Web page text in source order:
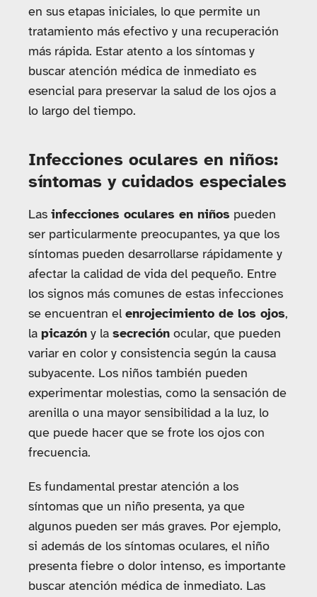
en sus etapas iniciales, lo que permite un
tratamiento más efectivo y una recuperación
más rápida. Estar atento a los síntomas y
buscar atención médica de inmediato es
esencial para preservar la salud de los ojos a
lo largo del tiempo.
Infecciones oculares en niños:
síntomas y cuidados especiales
Las infecciones oculares en niños pueden
ser particularmente preocupantes, ya que los
síntomas pueden desarrollarse rápidamente y
afectar la calidad de vida del pequeño. Entre
los signos más comunes de estas infecciones
se encuentran el enrojecimiento de los ojos,
la picazón y la secreción ocular, que pueden
variar en color y consistencia según la causa
subyacente. Los niños también pueden
experimentar molestias, como la sensación de
arenilla o una mayor sensibilidad a la luz, lo
que puede hacer que se frote los ojos con
frecuencia.
Es fundamental prestar atención a los
síntomas que un niño presenta, ya que
algunos pueden ser más graves. Por ejemplo,
si además de los síntomas oculares, el niño
presenta fiebre o dolor intenso, es importante
buscar atención médica de inmediato. Las